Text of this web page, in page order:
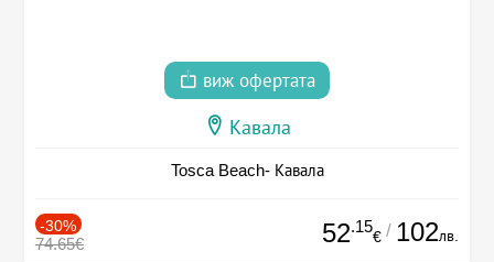
виж офертата
Кавала
Tosca Beach- Кавала
-30%
74.65€ 52.15
€ / 102лв.